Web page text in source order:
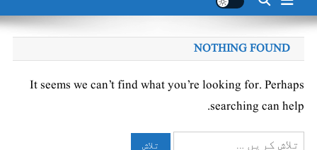
NOTHING FOUND
It seems we can’t find what you’re looking for. Perhaps
searching can help.
تلاش